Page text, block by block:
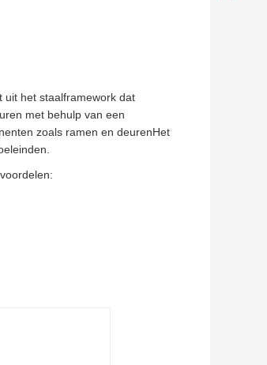
uit het staalframework dat
met behulp van een
zoals ramen en deurenHet